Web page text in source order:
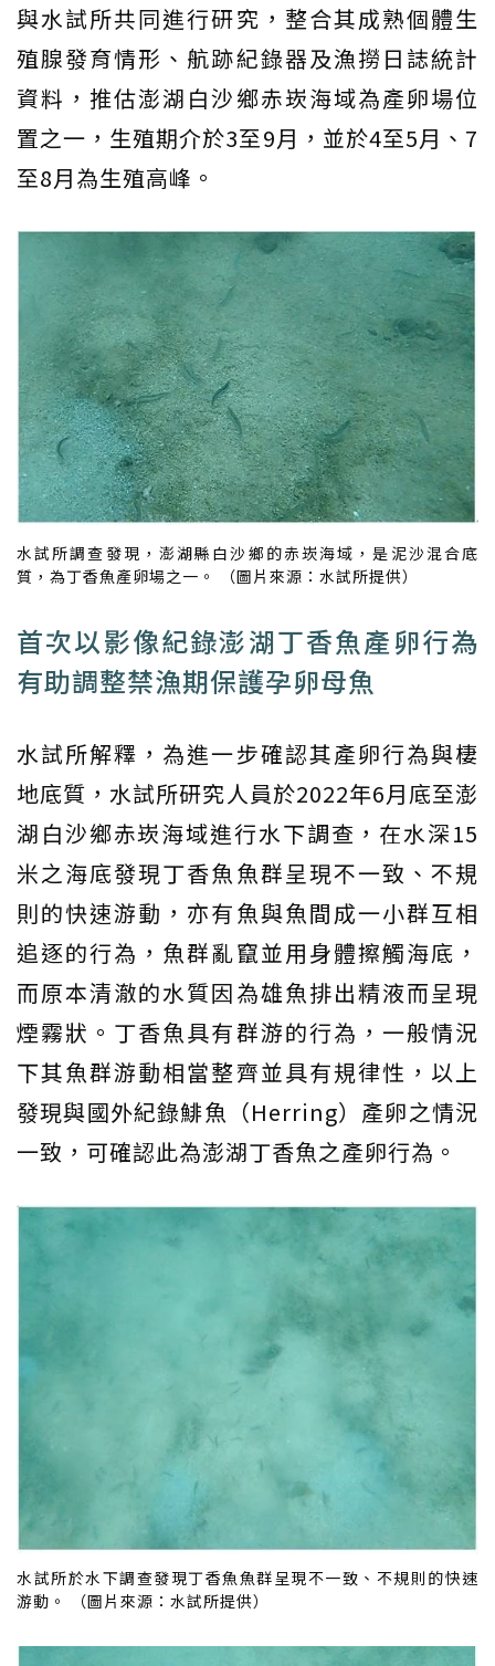
與水試所共同進行研究，整合其成熟個體生
殖腺發育情形、航跡紀錄器及漁撈日誌統計
資料，推估澎湖白沙鄉赤崁海域為產卵場位
置之一，生殖期介於3至9月，並於4至5月、7
至8月為生殖高峰。
水試所調查發現，澎湖縣白沙鄉的赤崁海域，是泥沙混合底
質，為丁香魚產卵場之一。 （圖片來源：水試所提供）
首次以影像紀錄澎湖丁香魚產卵行為
有助調整禁漁期保護孕卵母魚
水試所解釋，為進一步確認其產卵行為與棲
地底質，水試所研究人員於2022年6月底至澎
湖白沙鄉赤崁海域進行水下調查，在水深15
米之海底發現丁香魚魚群呈現不一致、不規
則的快速游動，亦有魚與魚間成一小群互相
追逐的行為，魚群亂竄並用身體擦觸海底，
而原本清澈的水質因為雄魚排出精液而呈現
煙霧狀。丁香魚具有群游的行為，一般情況
下其魚群游動相當整齊並具有規律性，以上
發現與國外紀錄鯡魚（Herring）產卵之情況
一致，可確認此為澎湖丁香魚之產卵行為。
水試所於水下調查發現丁香魚魚群呈現不一致、不規則的快速
游動。 （圖片來源：水試所提供）